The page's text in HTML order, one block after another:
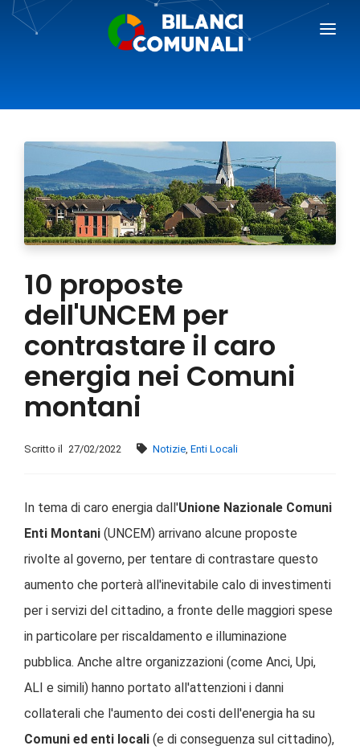
PREZZI
RICHIEDI DEMO
AREA GIORNALISTI
10 proposte
dell'UNCEM per
contrastare il caro
energia nei Comuni
montani
Scritto il 27/02/2022 Notizie, Enti Locali
In tema di caro energia dall'Unione Nazionale Comuni
Enti Montani (UNCEM) arrivano alcune proposte
rivolte al governo, per tentare di contrastare questo
aumento che porterà all'inevitabile calo di investimenti
per i servizi del cittadino, a fronte delle maggiori spese
in particolare per riscaldamento e illuminazione
pubblica. Anche altre organizzazioni (come Anci, Upi,
ALI e simili) hanno portato all'attenzioni i danni
collaterali che l'aumento dei costi dell'energia ha su
Comuni ed enti locali (e di conseguenza sul cittadino),